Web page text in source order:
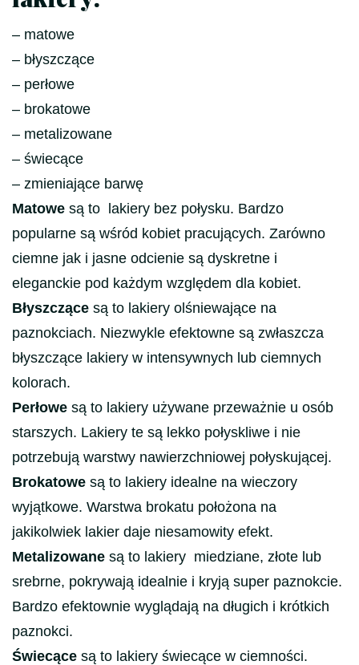
– matowe
– błyszczące
– perłowe
– brokatowe
– metalizowane
– świecące
– zmieniające barwę
Matowe są to lakiery bez połysku. Bardzo
popularne są wśród kobiet pracujących. Zarówno
ciemne jak i jasne odcienie są dyskretne i
eleganckie pod każdym względem dla kobiet.
Błyszczące są to lakiery olśniewające na
paznokciach. Niezwykle efektowne są zwłaszcza
błyszczące lakiery w intensywnych lub ciemnych
kolorach.
Perłowe są to lakiery używane przeważnie u osób
starszych. Lakiery te są lekko połyskliwe i nie
potrzebują warstwy nawierzchniowej połyskującej.
Brokatowe są to lakiery idealne na wieczory
wyjątkowe. Warstwa brokatu położona na
jakikolwiek lakier daje niesamowity efekt.
Metalizowane są to lakiery miedziane, złote lub
srebrne, pokrywają idealnie i kryją super paznokcie.
Bardzo efektownie wyglądają na długich i krótkich
paznokci.
Świecące są to lakiery świecące w ciemności.